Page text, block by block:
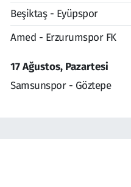
Beşiktaş - Eyüpspor
Amed - Erzurumspor FK
17 Ağustos, Pazartesi
Samsunspor - Göztepe